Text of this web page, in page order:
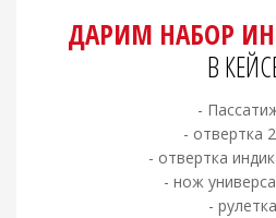
ДАРИМ НАБОР
В
-
- отвертка
- отвертка
- нож
-